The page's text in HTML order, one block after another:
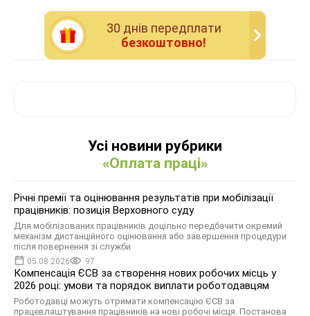
30 днiв передплати
безкоштовно!
Усі новини рубрики
«Оплата праці»
Річні премії та оцінювання результатів при мобілізації
працівників: позиція Верховного суду
Для мобілізованих працівників доцільно передбачити окремий
механізм дистанційного оцінювання або завершення процедури
після повернення зі служби
05.08.2026 97
Компенсація ЄСВ за створення нових робочих місць у
2026 році: умови та порядок виплати роботодавцям
Роботодавці можуть отримати компенсацію ЄСВ за
працевлаштування працівників на нові робочі місця. Постанова